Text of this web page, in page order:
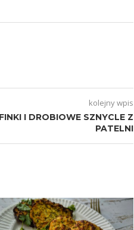
kolejny wpis
I DROBIOWE SZNYCLE Z
PATELNI